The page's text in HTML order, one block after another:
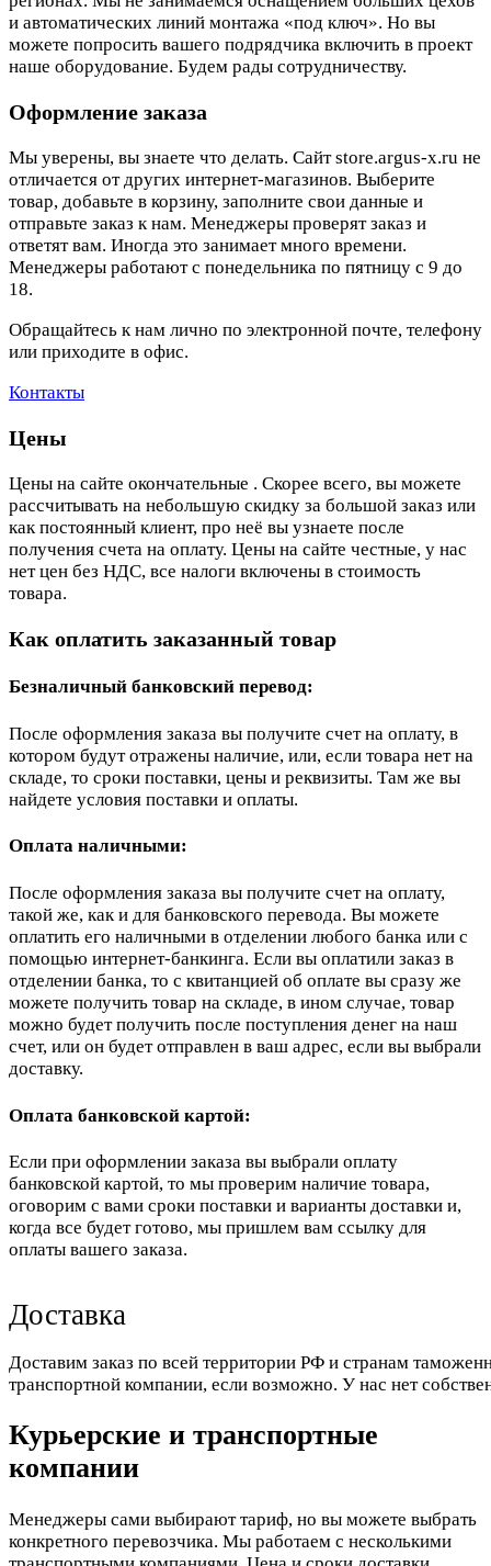
и автоматических линий монтажа «под ключ». Но вы
можете попросить вашего подрядчика включить в проект
наше оборудование. Будем рады сотрудничеству.
Оформление заказа
Мы уверены, вы знаете что делать. Сайт store.argus-x.ru не
отличается от других интернет-магазинов. Выберите
товар, добавьте в корзину, заполните свои данные и
отправьте заказ к нам. Менеджеры проверят заказ и
ответят вам. Иногда это занимает много времени.
Менеджеры работают с понедельника по пятницу с 9 до
18.
Обращайтесь к нам лично по электронной почте, телефону
или приходите в офис.
Контакты
Цены
Цены на сайте окончательные . Скорее всего, вы можете
рассчитывать на небольшую скидку за большой заказ или
как постоянный клиент, про неё вы узнаете после
получения счета на оплату. Цены на сайте честные, у нас
нет цен без НДС, все налоги включены в стоимость
товара.
Как оплатить заказанный товар
Безналичный банковский перевод:
После оформления заказа вы получите счет на оплату, в
котором будут отражены наличие, или, если товара нет на
складе, то сроки поставки, цены и реквизиты. Там же вы
найдете условия поставки и оплаты.
Оплата наличными:
После оформления заказа вы получите счет на оплату,
такой же, как и для банковского перевода. Вы можете
оплатить его наличными в отделении любого банка или с
помощью интернет-банкинга. Если вы оплатили заказ в
отделении банка, то с квитанцией об оплате вы сразу же
можете получить товар на складе, в ином случае, товар
можно будет получить после поступления денег на наш
счет, или он будет отправлен в ваш адрес, если вы выбрали
доставку.
Оплата банковской картой:
Если при оформлении заказа вы выбрали оплату
банковской картой, то мы проверим наличие товара,
оговорим с вами сроки поставки и варианты доставки и,
когда все будет готово, мы пришлем вам ссылку для
оплаты вашего заказа.
Доставка
Доставим заказ по всей территории РФ и странам
транспортной компании, если возможно. У нас нет
Курьерские и транспортные
компании
Менеджеры сами выбирают тариф, но вы можете выбрать
конкретного перевозчика. Мы работаем с несколькими